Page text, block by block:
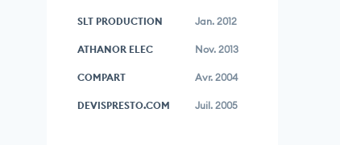
SLT PRODUCTION Jan. 2012
ATHANOR ELEC Nov. 2013
COMPART Avr. 2004
DEVISPRESTO.COM Juil. 2005